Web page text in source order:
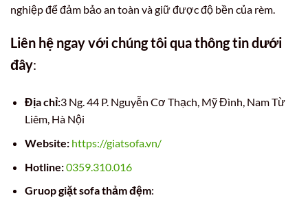
nghiệp để đảm bảo an toàn và giữ được độ bền của rèm.
Liên hệ ngay với chúng tôi qua thông tin dưới
đây:
Địa chỉ:3 Ng. 44 P. Nguyễn Cơ Thạch, Mỹ Đình, Nam Từ
Liêm, Hà Nội
Website: https://giatsofa.vn/
Hotline:0359.310.016
Gruop giặt sofa thảm đệm: